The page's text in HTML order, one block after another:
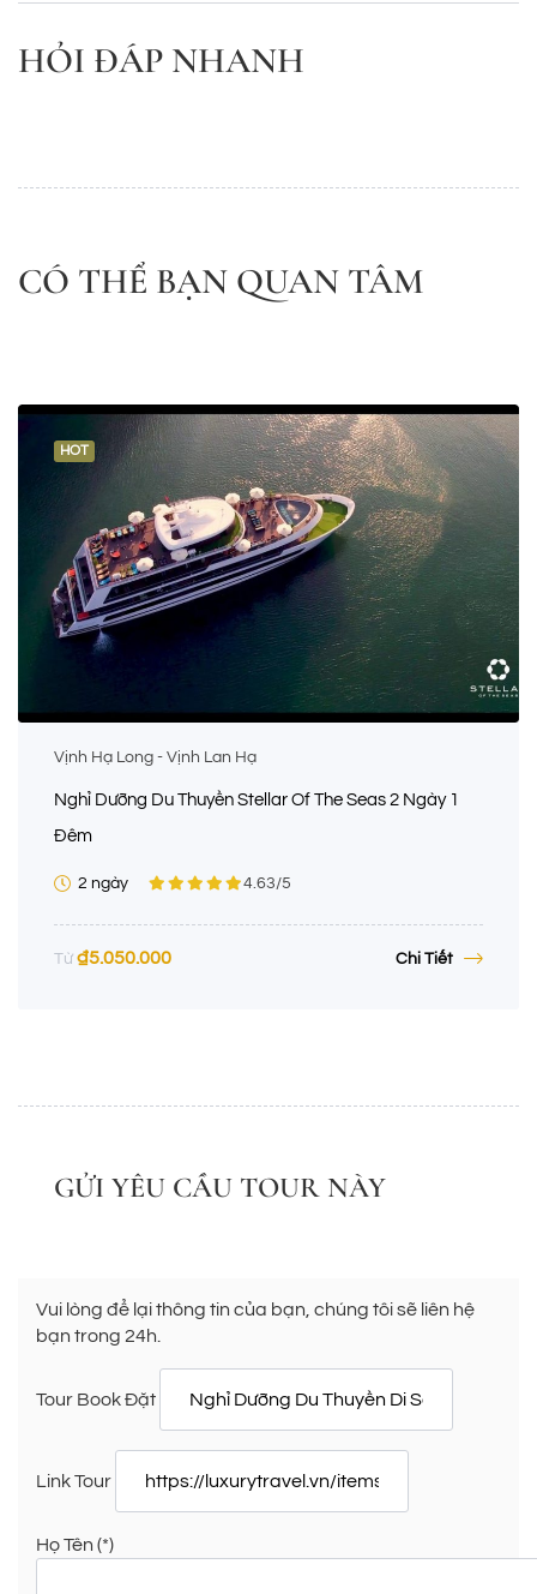
HỎI ĐÁP NHANH
CÓ THỂ BẠN QUAN TÂM
HOT
Vịnh Hạ Long - Vịnh Lan Hạ
Nghỉ Dưỡng Du Thuyền Stellar Of The Seas 2 Ngày 1
Đêm
2 ngày 4.63/5
Từ ₫5.050.000 Chi Tiết
GỬI YÊU CẦU TOUR NÀY
Vui lòng để lại thông tin của bạn, chúng tôi sẽ liên hệ
bạn trong 24h.
Tour Book Đặt
Link Tour
Họ Tên (*)